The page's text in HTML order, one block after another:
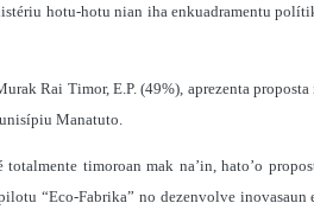
hotu-hotu nian iha enkuadramentu
Rai Timor, E.P. (49%), aprezenta
Manatuto.
timoroan mak na’in, hato’o
“Eco-Fabrika” no dezenvolve